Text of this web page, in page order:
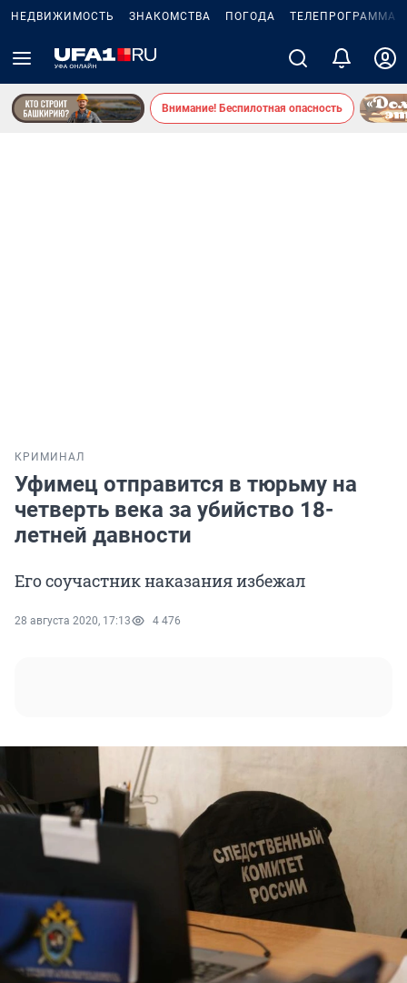
НЕДВИЖИМОСТЬ ЗНАКОМСТВА ПОГОДА ТЕЛЕПРОГРАММА
Внимание! Беспилотная опасность
КРИМИНАЛ
Уфимец отправится в тюрьму на
четверть века за убийство 18-
летней давности
Его соучастник наказания избежал
28 августа 2020, 17:13 4 476